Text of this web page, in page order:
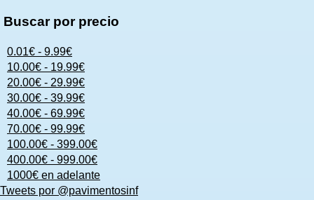
Buscar por precio
0.01€ - 9.99€
10.00€ - 19.99€
20.00€ - 29.99€
30.00€ - 39.99€
40.00€ - 69.99€
70.00€ - 99.99€
100.00€ - 399.00€
400.00€ - 999.00€
1000€ en adelante
Tweets por @pavimentosinf